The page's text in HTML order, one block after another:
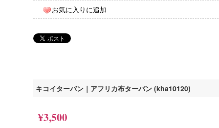
お気に入りに追加
キコイターバン｜アフリカ布ターバン (kha10120)
¥3,500